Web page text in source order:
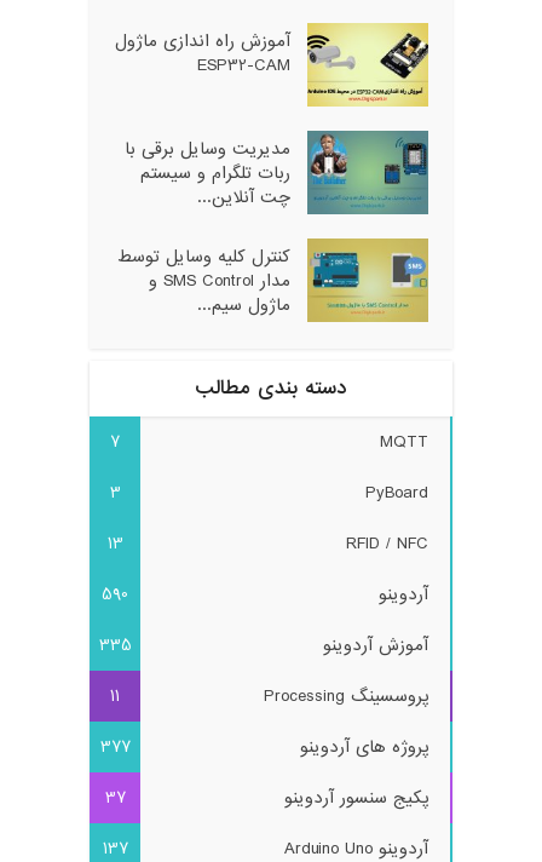
آموزش راه اندازی ماژول
ESP32-CAM
مدیریت وسایل برقی با
ربات تلگرام و سیستم
چت آنلاین...
کنترل کلیه وسایل توسط
مدار SMS Control و
ماژول سیم...
دسته بندی مطالب
MQTT
7
PyBoard
3
RFID / NFC
13
آردوینو
590
آموزش آردوینو
335
پروسسینگ Processing
11
پروژه های آردوینو
377
پکیج سنسور آردوینو
37
آردوینو Arduino Uno
137